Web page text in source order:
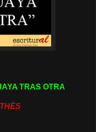
TRAS OTRA